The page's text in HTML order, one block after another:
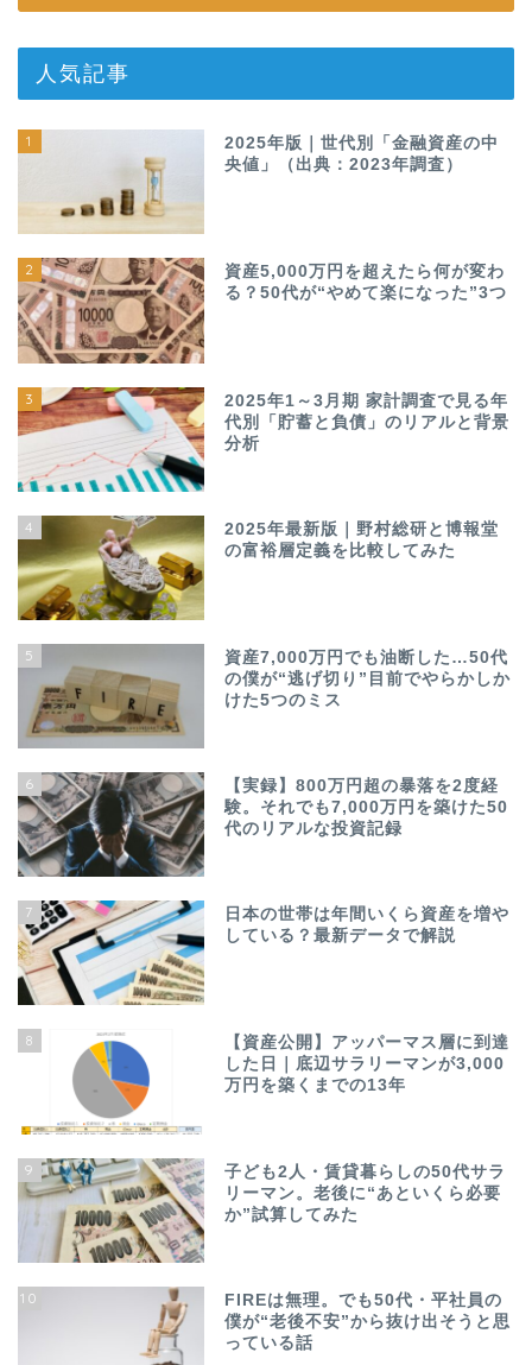
人気記事
1
2025年版｜世代別「金融資産の中
央値」（出典：2023年調査）
2
資産5,000万円を超えたら何が変わ
る？50代が“やめて楽になった”3つ
3
2025年1～3月期 家計調査で見る年
代別「貯蓄と負債」のリアルと背景
分析
4
2025年最新版｜野村総研と博報堂
の富裕層定義を比較してみた
5
資産7,000万円でも油断した…50代
の僕が“逃げ切り”目前でやらかしか
けた5つのミス
6
【実録】800万円超の暴落を2度経
験。それでも7,000万円を築けた50
代のリアルな投資記録
7
日本の世帯は年間いくら資産を増や
している？最新データで解説
8
【資産公開】アッパーマス層に到達
した日｜底辺サラリーマンが3,000
万円を築くまでの13年
9
子ども2人・賃貸暮らしの50代サラ
リーマン。老後に“あといくら必要
か”試算してみた
10
FIREは無理。でも50代・平社員の
僕が“老後不安”から抜け出そうと思
っている話